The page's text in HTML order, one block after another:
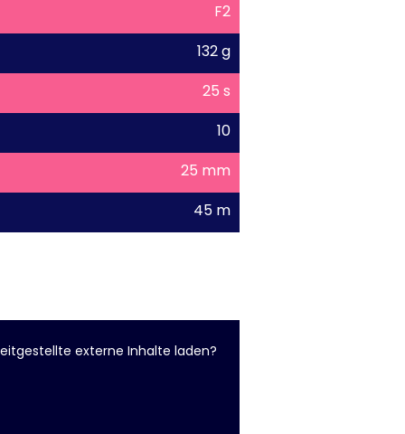
F2
132 g
25 s
10
25 mm
45 m
externe Inhalte laden?